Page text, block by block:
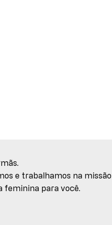
e trabalhamos na
feminina para você.